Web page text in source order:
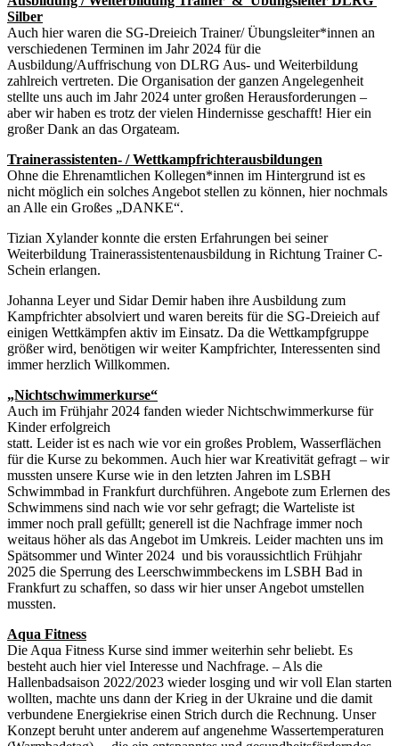
Silber
Auch hier waren die SG-Dreieich Trainer/ Übungsleiter*innen an
verschiedenen Terminen im Jahr 2024 für die
Ausbildung/Auffrischung von DLRG Aus- und Weiterbildung
zahlreich vertreten. Die Organisation der ganzen Angelegenheit
stellte uns auch im Jahr 2024 unter großen Herausforderungen –
aber wir haben es trotz der vielen Hindernisse geschafft! Hier ein
großer Dank an das Orgateam.
Trainerassistenten- / Wettkampfrichterausbildungen
Ohne die Ehrenamtlichen Kollegen*innen im Hintergrund ist es
nicht möglich ein solches Angebot stellen zu können, hier nochmals
an Alle ein Großes „DANKE“.
Tizian Xylander konnte die ersten Erfahrungen bei seiner
Weiterbildung Trainerassistentenausbildung in Richtung Trainer C-
Schein erlangen.
Johanna Leyer und Sidar Demir haben ihre Ausbildung zum
Kampfrichter absolviert und waren bereits für die SG-Dreieich auf
einigen Wettkämpfen aktiv im Einsatz. Da die Wettkampfgruppe
größer wird, benötigen wir weiter Kampfrichter, Interessenten sind
immer herzlich Willkommen.
„Nichtschwimmerkurse“
Auch im Frühjahr 2024 fanden wieder Nichtschwimmerkurse für
Kinder erfolgreich
statt. Leider ist es nach wie vor ein großes Problem, Wasserflächen
für die Kurse zu bekommen. Auch hier war Kreativität gefragt – wir
mussten unsere Kurse wie in den letzten Jahren im LSBH
Schwimmbad in Frankfurt durchführen. Angebote zum Erlernen des
Schwimmens sind nach wie vor sehr gefragt; die Warteliste ist
immer noch prall gefüllt; generell ist die Nachfrage immer noch
weitaus höher als das Angebot im Umkreis. Leider machten uns im
Spätsommer und Winter 2024 und bis voraussichtlich Frühjahr
2025 die Sperrung des Leerschwimmbeckens im LSBH Bad in
Frankfurt zu schaffen, so dass wir hier unser Angebot umstellen
mussten.
Aqua Fitness
Die Aqua Fitness Kurse sind immer weiterhin sehr beliebt. Es
besteht auch hier viel Interesse und Nachfrage. – Als die
Hallenbadsaison 2022/2023 wieder losging und wir voll Elan starten
wollten, machte uns dann der Krieg in der Ukraine und die damit
verbundene Energiekrise einen Strich durch die Rechnung. Unser
Konzept beruht unter anderem auf angenehme Wassertemperaturen